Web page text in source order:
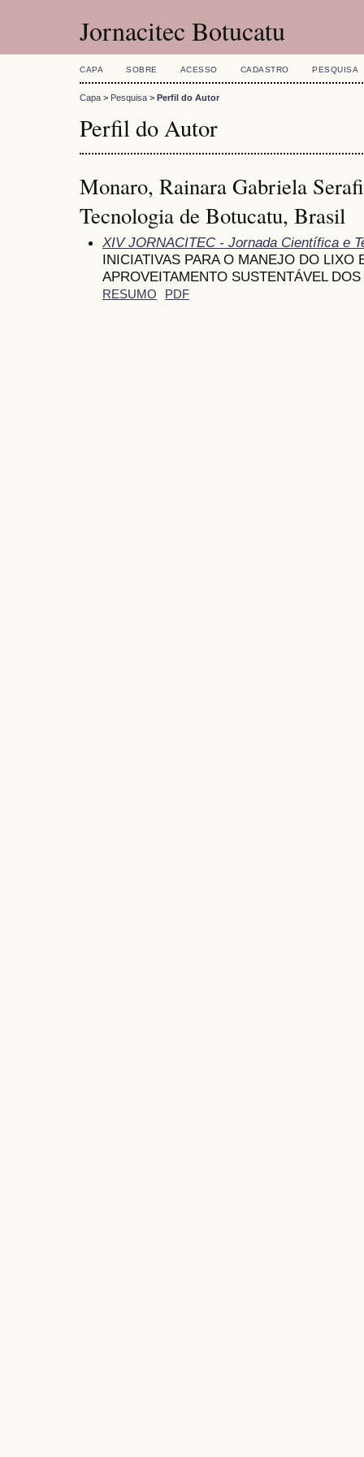
Jornacitec Botucatu
CAPA SOBRE ACESSO CADASTRO PESQUISA
Capa > Pesquisa > Perfil do Autor
Perfil do Autor
Monaro, Rainara Gabriela
Tecnologia de Botucatu, Brasil
XIV JORNACITEC - Jornada Científica e
INICIATIVAS PARA O MANEJO DO LIXO
APROVEITAMENTO SUSTENTÁVEL
RESUMO PDF